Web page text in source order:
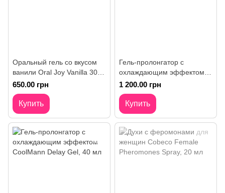
Оральный гель со вкусом
ванили Oral Joy Vanilla 30
(мл) от Cobeco Pharma
650.00 грн
Купить
Гель-пролонгатор с
охлаждающим эффектом
Big Boy Golden Delay Gel,
50 мл
1 200.00 грн
Купить